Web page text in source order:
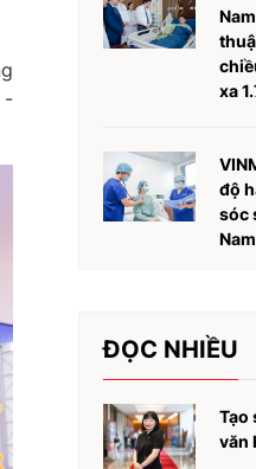
-
xa
độ
sóc
Nam
ĐỌC NHIỀU
Tạo
văn